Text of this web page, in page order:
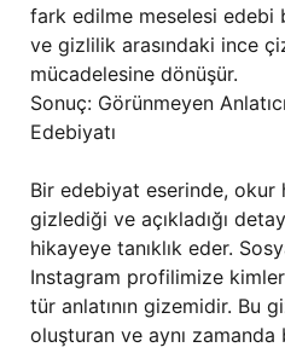
fark edilme meselesi edebi
ve gizlilik arasındaki ince
mücadelesine dönüşür.
Sonuç: Görünmeyen
Edebiyatı
Bir edebiyat eserinde, okur
gizlediği ve açıkladığı
hikayeye tanıklık eder.
Instagram profilimize
tür anlatının gizemidir. Bu
oluşturan ve aynı zamanda